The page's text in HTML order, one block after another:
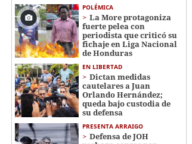
POLÉMICA
La More protagoniza
fuerte pelea con
periodista que criticó su
fichaje en Liga Nacional
de Honduras
EN LIBERTAD
Dictan medidas
cautelares a Juan
Orlando Hernández;
queda bajo custodia de
su defensa
PRESENTA ARRAIGO
Defensa de JOH